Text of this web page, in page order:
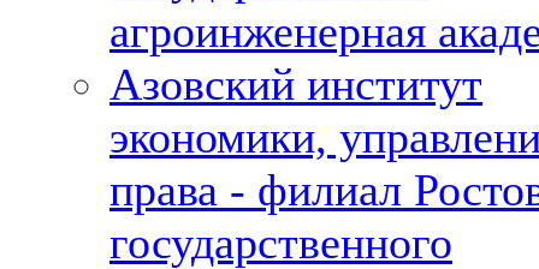
агроинженерная
Азовский институт
экономики,
права - филиал
государственного